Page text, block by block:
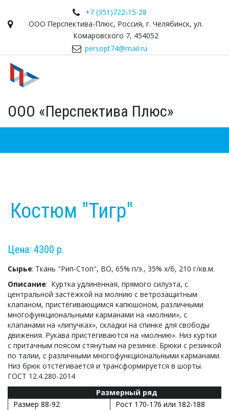
+7 (351)722-15-28
ООО Перспектива-Плюс, Россия, г. Челябинск, ул.
Комаровского 7, 454052
persopt74@mail.ru
ООО «Перспектива Плюс»
Костюм "Тигр"
Цена: 4300 р.
Сырье: Ткань "Рип-Стоп", ВО, 65% п/э., 35% х/б, 210 г/кв.м.
Описание:  Куртка удлинённая, прямого силуэта, с
центральной застёжкой на молнию с ветрозащитным
клапаном, пристёгивающимся капюшоном, различными
многофункциональными карманами на «молнии», с
клапанами на «липучках», складки на спинке для свободы
движения. Рукава пристёгиваются на «молнию». Низ куртки
с притачным поясом стянутым на резинке. Брюки с резинкой
по талии, с различными многофункциональными карманами.
Низ брюк отстёгивается и трансформируется в шорты.
ГОСТ 12.4.280-2014
Размерный ряд
Размер 88-92
Рост 170-176 или 182-188